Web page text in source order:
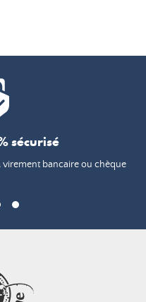
sécurisé
virement bancaire ou chèque